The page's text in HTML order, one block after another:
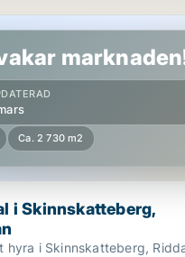
Riddarhyttan
Ca. 2 730 m2
i Skinnskatteberg,
hyra i Skinnskatteberg,